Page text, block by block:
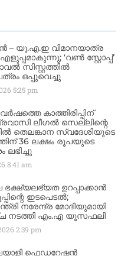
യു.എ.ഇ വിമാനയാത്ര
‘വൺ സ്റ്റോപ്പ്’
സിസ്റ്റത്തിൽ
ഒപ്പുവെച്ചു
5:25 pm
കാത്തിരിപ്പിന്
ലീഗൽ സെല്ലിന്റെ
തെലങ്കാന സ്വദേശിയുടെ
36 ലക്ഷം രൂപയുടെ
ലഭിച്ചു
8:41 am
ഉറപ്പാക്കാൻ
ഇടപെടൽ;
നരേന്ദ്ര മോദിയുമായി
നടത്തി എം.എ യൂസഫലി
2:39 pm
ഫെഡറേഷൻ